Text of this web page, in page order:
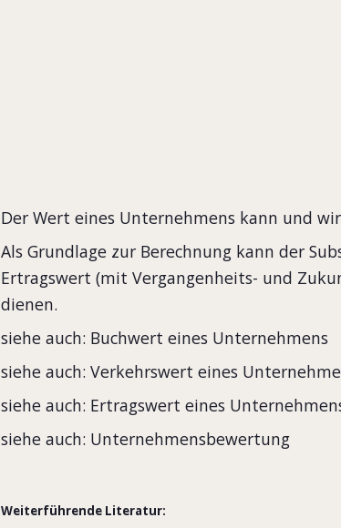
Der Wert eines Unternehmens kann und
Als Grundlage zur Berechnung kann der
Ertragswert (mit Vergangenheits- und
dienen.
siehe auch: Buchwert eines Unternehmens
siehe auch: Verkehrswert eines
siehe auch: Ertragswert eines
siehe auch: Unternehmensbewertung
Weiterführende Literatur: